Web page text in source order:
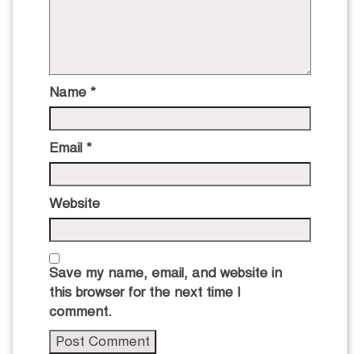
Name *
Email *
Website
Save my name, email, and website in
this browser for the next time I
comment.